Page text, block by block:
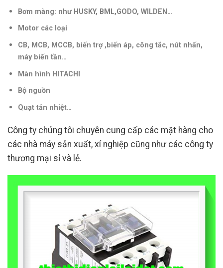
Bơm màng: như HUSKY, BML,GODO, WILDEN…
Motor các loại
CB, MCB, MCCB, biến trợ ,biến áp, công tắc, nút nhấn,
máy biến tần…
Màn hình HITACHI
Bộ nguồn
Quạt tản nhiệt…
Công ty chúng tôi chuyên cung cấp các mặt hàng cho
các nhà máy sản xuất, xí nghiệp cũng như các công ty
thương mại sỉ và lẻ.